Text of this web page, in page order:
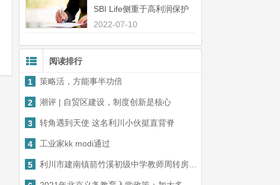
SBI Life侧重于高利润保护
业务”
2022-07-10
阅读排行
1 策略活，方能事半功倍
2 潮评 | 自贸区建设，制度创新是核心
3 转角遇到天使 这名利川小伙挺直背脊
4 工业家kk modi通过
5 利川市建南镇箭竹溪初级中学教师周转房项目中标结果公示